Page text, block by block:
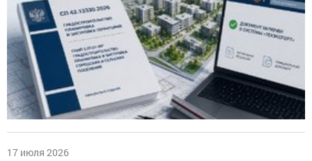
17 июля 2026